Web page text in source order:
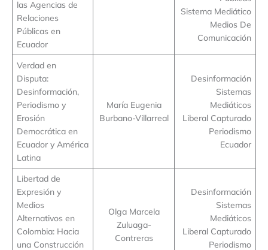
las Agencias de
Relaciones
Públicas en
Ecuador
Sistema Mediático
Medios De
Comunicación
Verdad en
Disputa:
Desinformación,
Periodismo y
Erosión
Democrática en
Ecuador y América
Latina
María Eugenia
Burbano-Villarreal
Desinformación
Sistemas
Mediáticos
Liberal Capturado
Periodismo
Ecuador
Libertad de
Expresión y
Medios
Alternativos en
Colombia: Hacia
una Construcción
Olga Marcela
Zuluaga-
Contreras
Desinformación
Sistemas
Mediáticos
Liberal Capturado
Periodismo